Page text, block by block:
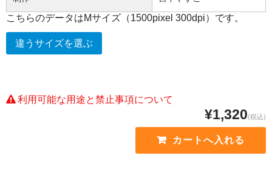
こちらのデータはMサイズ（1500pixel 300dpi）です。
違うサイズを選ぶ
利用可能な用途と禁止事項について
¥1,320(税込)